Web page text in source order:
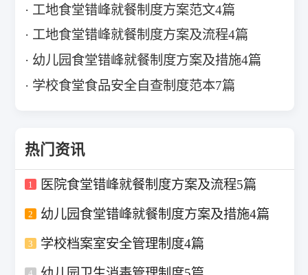
工地食堂错峰就餐制度方案范文4篇
工地食堂错峰就餐制度方案及流程4篇
幼儿园食堂错峰就餐制度方案及措施4篇
学校食堂食品安全自查制度范本7篇
热门资讯
1 医院食堂错峰就餐制度方案及流程5篇
2 幼儿园食堂错峰就餐制度方案及措施4篇
3 学校档案室安全管理制度4篇